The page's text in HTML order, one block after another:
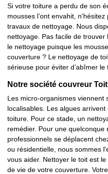
Si votre toiture a perdu de son
mousses l’ont envahit,
travaux de nettoyage. Nous
nettoyage. Pas facile de
le nettoyage puisque les
couverture ? Le nettoyage de
sérieuse pour éviter d’abîmer le
Notre société couvreur
Les micro-organismes viennent
localisables. Les algues
toiture. Pour ce stade, un
remédier. Pour une
professionnels se déplacent
ou résidentielle, nous sommes
vous aider. Nettoyer le toit est
de vie de votre couverture.